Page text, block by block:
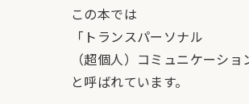
この本では
「トランスパーソナル
（超個人）コミュニケーショ
と呼ばれています。